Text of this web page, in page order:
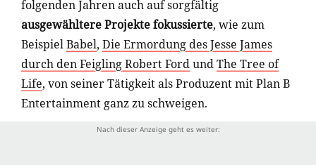
folgenden Jahren auch auf sorgfältig
ausgewähltere Projekte fokussierte, wie zum
BeispielBabel, Die Ermordung des Jesse James
durch den Feigling Robert FordundThe Tree of
Life, von seiner Tätigkeit als Produzent mit Plan B
Entertainment ganz zu schweigen.